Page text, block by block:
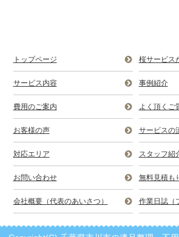
トップページ 桜サービス
サービス内容 事例紹介
費用のご案内 よく頂くご
お客様の声 サービスの
対応エリア スタッフ紹
お問い合わせ 無料見積も
会社概要（代表のあいさつ） 作業日誌（